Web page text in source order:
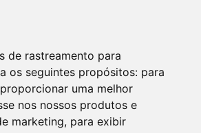
de rastreamento para
os seguintes propósitos: para
uma melhor
nos nossos produtos e
marketing, para exibir